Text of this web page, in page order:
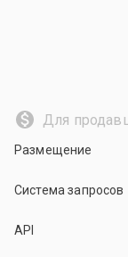
Для
Размещение
Система запросов
API